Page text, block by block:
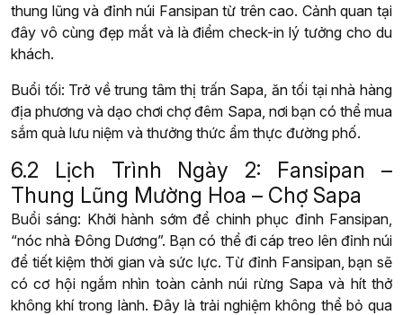
thung lũng và đỉnh núi Fansipan từ trên cao. Cảnh quan tại
đây vô cùng đẹp mắt và là điểm check-in lý tưởng cho du
khách.
Buổi tối: Trở về trung tâm thị trấn Sapa, ăn tối tại nhà hàng
địa phương và dạo chơi chợ đêm Sapa, nơi bạn có thể mua
sắm quà lưu niệm và thưởng thức ẩm thực đường phố.
6.2 Lịch Trình Ngày 2: Fansipan –
Thung Lũng Mường Hoa – Chợ Sapa
Buổi sáng: Khởi hành sớm để chinh phục đỉnh Fansipan,
“nóc nhà Đông Dương”. Bạn có thể đi cáp treo lên đỉnh núi
để tiết kiệm thời gian và sức lực. Từ đỉnh Fansipan, bạn sẽ
có cơ hội ngắm nhìn toàn cảnh núi rừng Sapa và hít thở
không khí trong lành. Đây là trải nghiệm không thể bỏ qua